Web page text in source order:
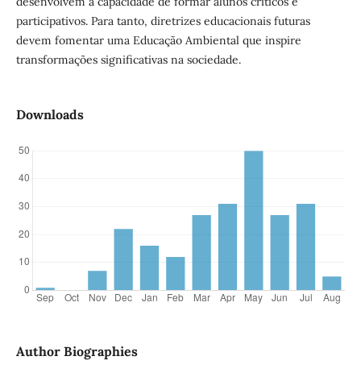
participativos. Para tanto, diretrizes educacionais futuras
devem fomentar uma Educação Ambiental que inspire
transformações significativas na sociedade.
Downloads
Author Biographies